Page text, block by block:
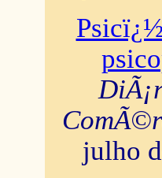
julho